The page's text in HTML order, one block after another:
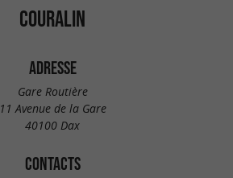
COURALIN
ADRESSE
Gare Routière
11 Avenue de la Gare
40100 Dax
CONTACTS